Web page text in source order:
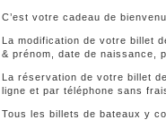
C’est votre cadeau de
La modification de votre billet
& prénom, date de naissance,
La réservation de votre billet
ligne et par téléphone sans
Tous les billets de bateaux y